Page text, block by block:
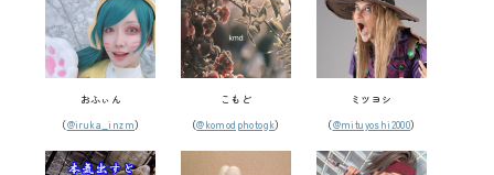
おふぃん
（@iruka_inzm）
こもど
（@komodphotogk）
ミツヨシ
（@mituyoshi2000）